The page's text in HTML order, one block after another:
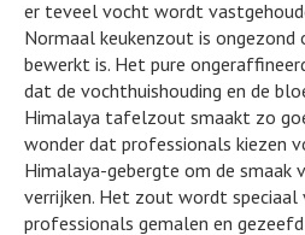
er teveel vocht wordt
Normaal keukenzout is ongezond
bewerkt is. Het pure
dat de vochthuishouding en de
Himalaya tafelzout smaakt zo
wonder dat professionals kiezen
Himalaya-gebergte om de smaak
verrijken. Het zout wordt speciaal
professionals gemalen en